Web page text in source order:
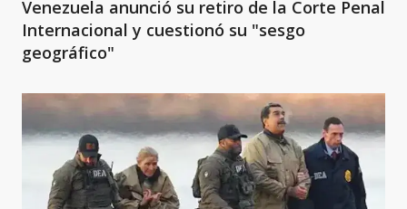
Venezuela anunció su retiro de la Corte Penal
Internacional y cuestionó su "sesgo
geográfico"